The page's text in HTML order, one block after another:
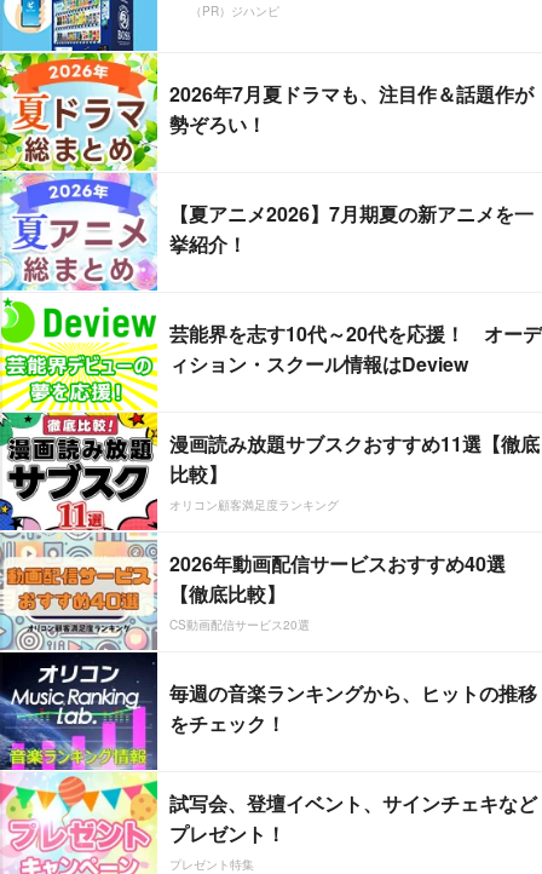
（PR）ジハンピ
2026年7月夏ドラマも、注目作＆話題作が
勢ぞろい！
【夏アニメ2026】7月期夏の新アニメを一
挙紹介！
芸能界を志す10代～20代を応援！ オーデ
ィション・スクール情報はDeview
漫画読み放題サブスクおすすめ11選【徹底
比較】
オリコン顧客満足度ランキング
2026年動画配信サービスおすすめ40選
【徹底比較】
CS動画配信サービス20選
毎週の音楽ランキングから、ヒットの推移
をチェック！
試写会、登壇イベント、サインチェキなど
プレゼント！
プレゼント特集